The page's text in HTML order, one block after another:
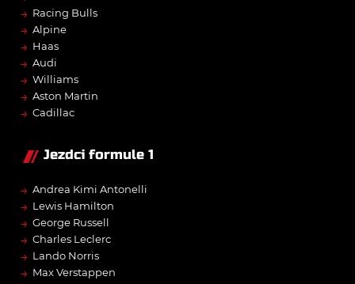
→ Racing Bulls
→ Alpine
→ Haas
→ Audi
→ Williams
→ Aston Martin
→ Cadillac
Jezdci formule 1
→ Andrea Kimi Antonelli
→ Lewis Hamilton
→ George Russell
→ Charles Leclerc
→ Lando Norris
→ Max Verstappen